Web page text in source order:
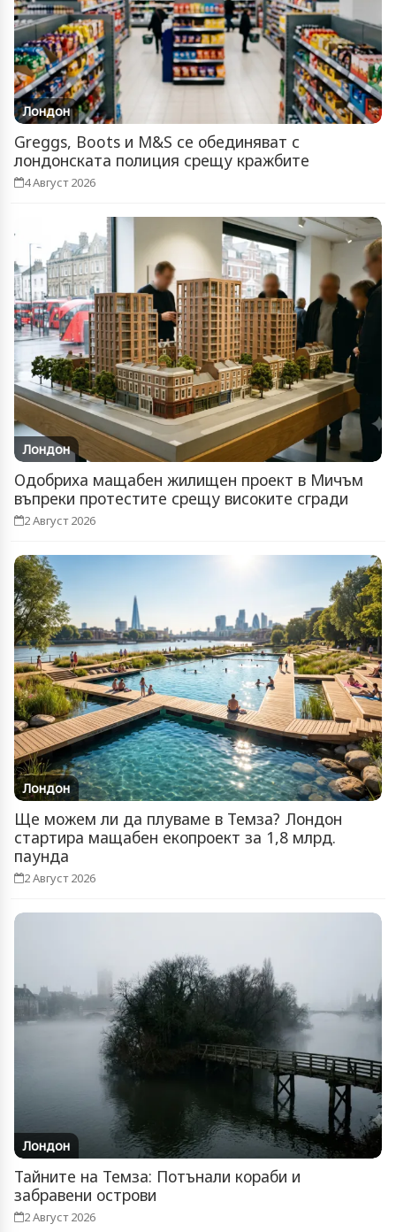
Лондон
Greggs, Boots и M&S се обединяват с
лондонската полиция срещу кражбите
4 Август 2026
Лондон
Одобриха мащабен жилищен проект в Мичъм
въпреки протестите срещу високите сгради
2 Август 2026
Лондон
Ще можем ли да плуваме в Темза? Лондон
стартира мащабен екопроект за 1,8 млрд.
паунда
2 Август 2026
Лондон
Тайните на Темза: Потънали кораби и
забравени острови
2 Август 2026